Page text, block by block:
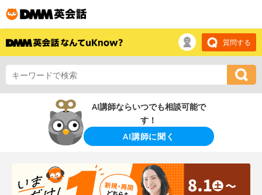
質問する
AI講師ならいつでも相談可能で
す！
AI講師に聞く